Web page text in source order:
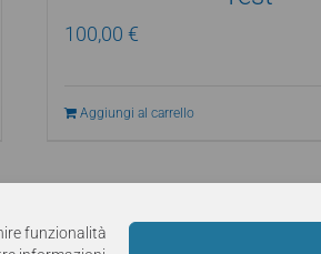
funzionalità
100,00€
Aggiungi al carrello